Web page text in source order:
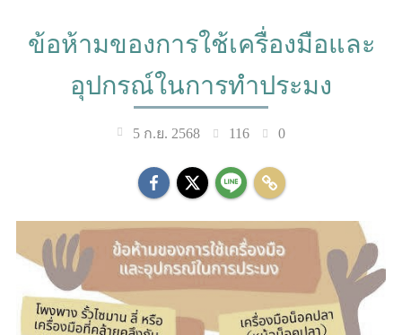
ข้อห้ามของการใช้เครื่องมือและ
อุปกรณ์ในการทำประมง
5 ก.ย. 2568 116 0